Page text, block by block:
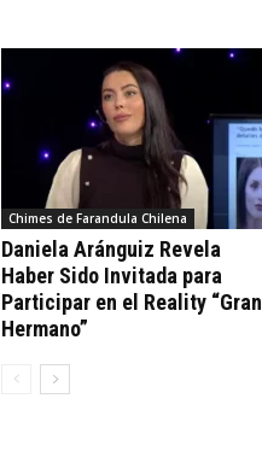
Chimes de Farandula Chilena
Daniela Aránguiz Revela
Haber Sido Invitada para
Participar en el Reality “Gran
Hermano”